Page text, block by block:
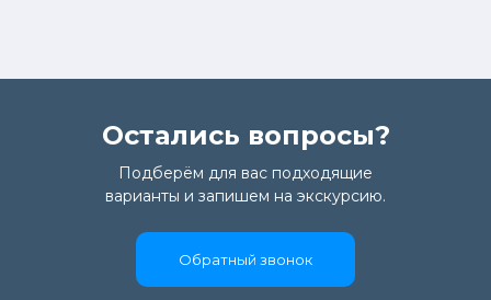
Подберём для вас подходящие
варианты и запишем на экскурсию.
Остались вопросы?
Обратный звонок